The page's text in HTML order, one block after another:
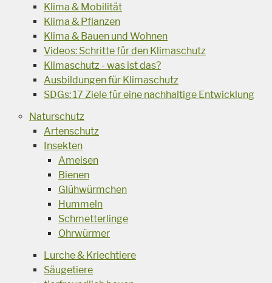
Klima & Mobilität
Klima & Pflanzen
Klima & Bauen und Wohnen
Videos: Schritte für den Klimaschutz
Klimaschutz - was ist das?
Ausbildungen für Klimaschutz
SDGs: 17 Ziele für eine nachhaltige Entwicklung
Naturschutz
Artenschutz
Insekten
Ameisen
Bienen
Glühwürmchen
Hummeln
Schmetterlinge
Ohrwürmer
Lurche & Kriechtiere
Säugetiere